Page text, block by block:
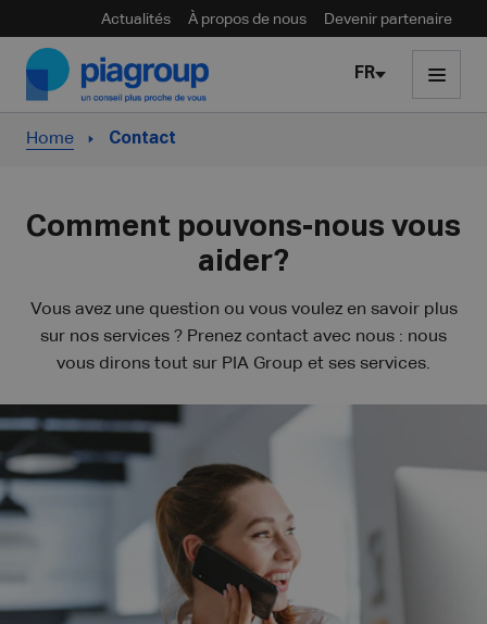
Actualités À propos de nous Devenir partenaire
Skip to content
FR
Home Contact
Comment pouvons-nous vous
aider?
Vous avez une question ou vous voulez en savoir plus
sur nos services ? Prenez contact avec nous : nous
vous dirons tout sur PIA Group et ses services.